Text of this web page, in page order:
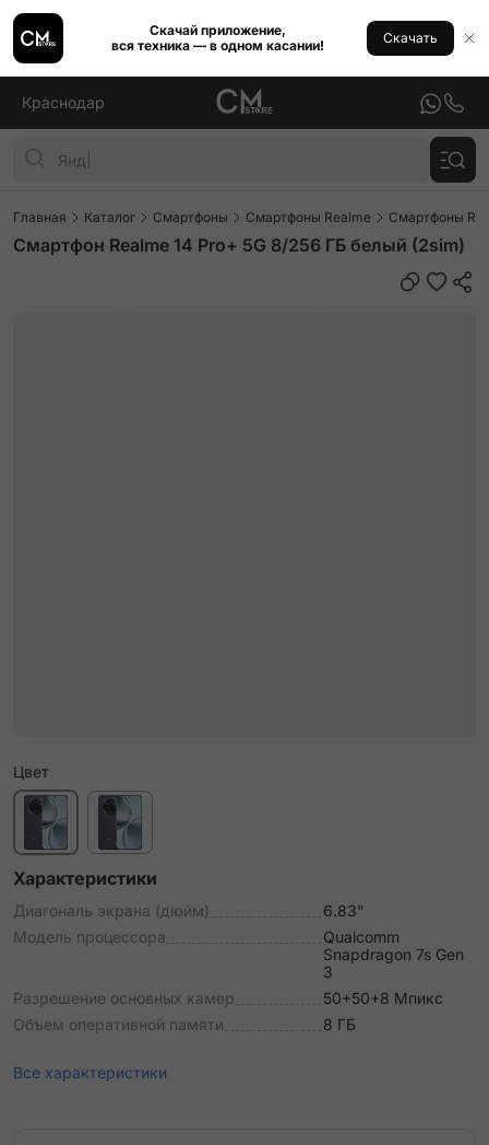
Скачай приложение,
вся техника — в одном касании!
Скачать
Краснодар
Главная Каталог Смартфоны Смартфоны Realme Смартфоны
Смартфон Realme 14 Pro+ 5G 8/256 ГБ белый (2sim)
Цвет
Характеристики
Диагональ экрана (дюйм)
6.83"
Модель процессора
Qualcomm
Snapdragon 7s Gen
3
Разрешение основных камер
50+50+8 Мпикс
Объем оперативной памяти
8 ГБ
Все характеристики